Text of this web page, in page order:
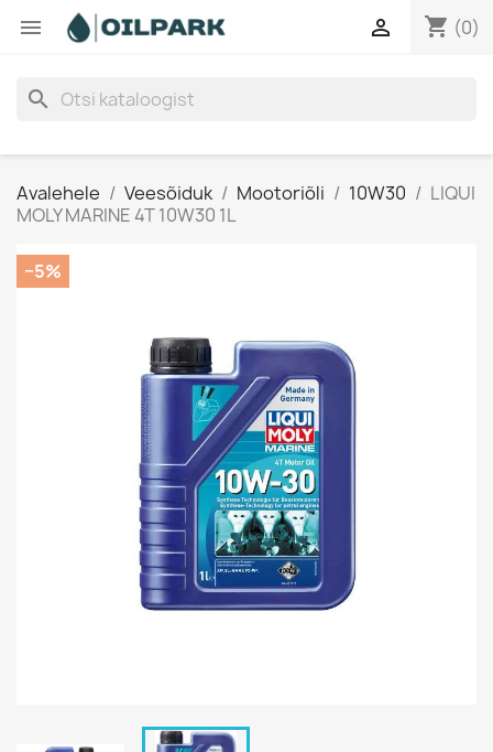
 shopping_cart (0)

search
Avalehele Veesõiduk Mootoriõli 10W30
LIQUI
MOLY MARINE 4T 10W30 1L
−5%